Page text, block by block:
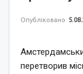
Опубліковано
перетворив